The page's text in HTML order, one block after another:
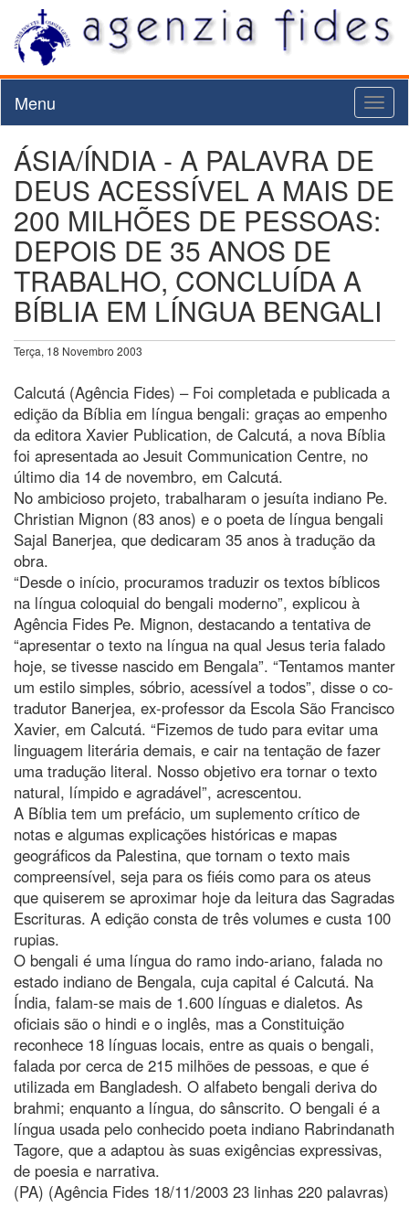
Menu
ÁSIA/ÍNDIA - A PALAVRA DE
DEUS ACESSÍVEL A MAIS DE
200 MILHÕES DE PESSOAS:
DEPOIS DE 35 ANOS DE
TRABALHO, CONCLUÍDA A
BÍBLIA EM LÍNGUA BENGALI
Terça, 18 Novembro 2003
Calcutá (Agência Fides) – Foi completada e publicada a
edição da Bíblia em língua bengali: graças ao empenho
da editora Xavier Publication, de Calcutá, a nova Bíblia
foi apresentada ao Jesuit Communication Centre, no
último dia 14 de novembro, em Calcutá.
No ambicioso projeto, trabalharam o jesuíta indiano Pe.
Christian Mignon (83 anos) e o poeta de língua bengali
Sajal Banerjea, que dedicaram 35 anos à tradução da
obra.
“Desde o início, procuramos traduzir os textos bíblicos
na língua coloquial do bengali moderno”, explicou à
Agência Fides Pe. Mignon, destacando a tentativa de
“apresentar o texto na língua na qual Jesus teria falado
hoje, se tivesse nascido em Bengala”. “Tentamos manter
um estilo simples, sóbrio, acessível a todos”, disse o co-
tradutor Banerjea, ex-professor da Escola São Francisco
Xavier, em Calcutá. “Fizemos de tudo para evitar uma
linguagem literária demais, e cair na tentação de fazer
uma tradução literal. Nosso objetivo era tornar o texto
natural, límpido e agradável”, acrescentou.
A Bíblia tem um prefácio, um suplemento crítico de
notas e algumas explicações históricas e mapas
geográficos da Palestina, que tornam o texto mais
compreensível, seja para os fiéis como para os ateus
que quiserem se aproximar hoje da leitura das Sagradas
Escrituras. A edição consta de três volumes e custa 100
rupias.
O bengali é uma língua do ramo indo-ariano, falada no
estado indiano de Bengala, cuja capital é Calcutá. Na
Índia, falam-se mais de 1.600 línguas e dialetos. As
oficiais são o hindi e o inglês, mas a Constituição
reconhece 18 línguas locais, entre as quais o bengali,
falada por cerca de 215 milhões de pessoas, e que é
utilizada em Bangladesh. O alfabeto bengali deriva do
brahmi; enquanto a língua, do sânscrito. O bengali é a
língua usada pelo conhecido poeta indiano Rabrindanath
Tagore, que a adaptou às suas exigências expressivas,
de poesia e narrativa.
(PA) (Agência Fides 18/11/2003 23 linhas 220 palavras)